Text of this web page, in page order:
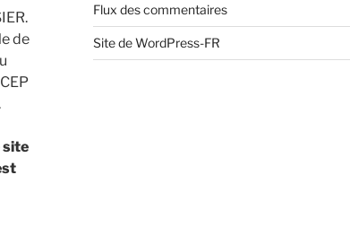
de
site
Flux des commentaires
Site de WordPress-FR